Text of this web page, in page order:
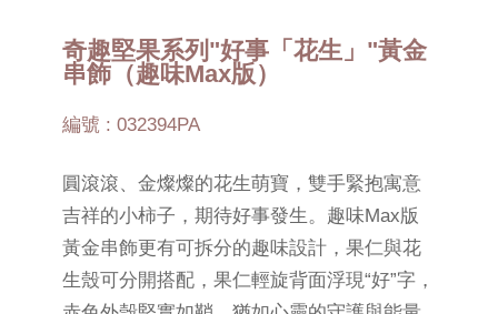
奇趣堅果系列"好事「花生」"黃金
串飾（趣味Max版）
編號 : 032394PA
圓滾滾、金燦燦的花生萌寶，雙手緊抱寓意
吉祥的小柿子，期待好事發生。趣味Max版
黃金串飾更有可拆分的趣味設計，果仁與花
生殼可分開搭配，果仁輕旋背面浮現“好”字，